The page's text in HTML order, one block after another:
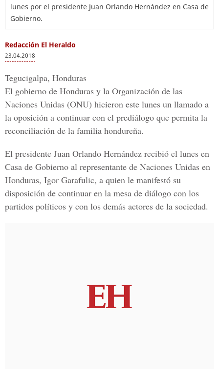
lunes por el presidente Juan Orlando Hernández en Casa de
Gobierno.
Redacción El Heraldo
23.04.2018
Tegucigalpa, Honduras
El gobierno de Honduras y la Organización de las
Naciones Unidas (ONU) hicieron este lunes un llamado a
la oposición a continuar con el prediálogo que permita la
reconciliación de la familia hondureña.
El presidente Juan Orlando Hernández recibió el lunes en
Casa de Gobierno al representante de Naciones Unidas en
Honduras, Igor Garafulic, a quien le manifestó su
disposición de continuar en la mesa de diálogo con los
partidos políticos y con los demás actores de la sociedad.